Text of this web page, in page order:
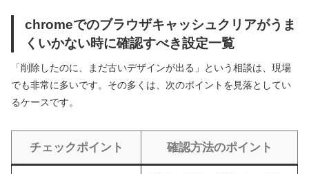
chromeでのブラウザキャッシュクリアがうま
くいかない時に確認すべき設定一覧
「削除したのに、まだ古いデザインが出る」という相談は、現場
でも非常に多いです。その多くは、次のポイントを見落としてい
るケースです。
チェックポイント 確認方法のポイント